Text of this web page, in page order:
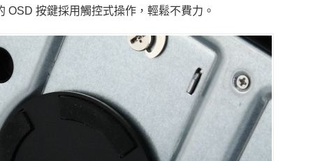
按鍵採用觸控式操作，輕鬆不費力。